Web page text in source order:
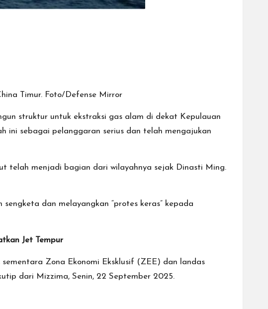
Timur. Foto/Defense Mirror
struktur untuk ekstraksi gas alam di dekat Kepulauan
ini sebagai pelanggaran serius dan telah mengajukan
telah menjadi bagian dari wilayahnya sejak Dinasti Ming.
dan melayangkan “protes keras” kepada
Jet Tempur
Zona Ekonomi Eksklusif (ZEE) dan landas
dari Mizzima, Senin, 22 September 2025.